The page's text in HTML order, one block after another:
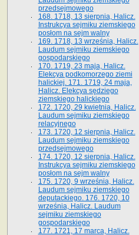
przedsejmowego
168. 1718, 13 sierpnia, Halicz.
Instrukcya sejmiku ziemskiego
posłom na sejm walny
169. 1718, 13 września, Halicz.
Laudum sejmiku ziemskiego
gospodarskiego
170. 1719, 23 maja, Halicz.
Elekcya podkomorzego ziemi
halickiej. 171. 1719, 24 maja,
Halicz. Elekcya sędziego
ziemskiego halickiego
172. 1720, 29 kwietnia, Halicz.
Laudum sejmiku ziemskiego
relacyjnego
173. 1720, 12 sierpnia, Halicz.
Laudum sejmiku ziemskiego
przedsejmowego
174. 1720, 12 sierpnia, Halicz.
Instrukcya sejmiku ziemskiego
posłom na sejm walny
175. 1720, 9 września, Halicz.
Laudum sejmiku ziemskiego
deputackiego. 176. 1720, 10
września, Halicz. Laudum
sejmiku ziemskiego
gospodarskiego
177. 1721, 17 marca, Halicz.